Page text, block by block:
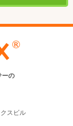
ーの
クスビル